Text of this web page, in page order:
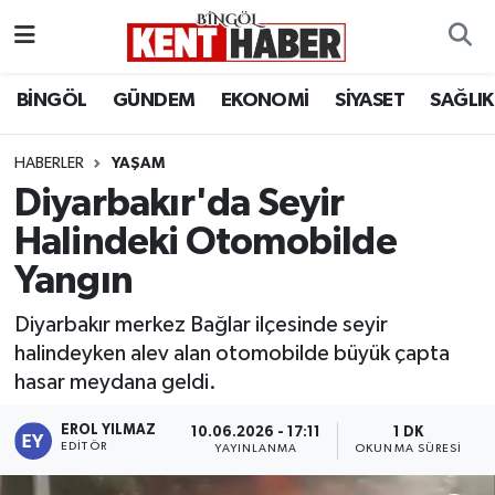
BİNGÖL GÜNDEM EKONOMİ SİYASET SAĞLIK
HABERLER YAŞAM
Diyarbakır'da Seyir
Halindeki Otomobilde
Yangın
Diyarbakır merkez Bağlar ilçesinde seyir
halindeyken alev alan otomobilde büyük çapta
hasar meydana geldi.
EROL YILMAZ
EDITÖR
10.06.2026 - 17:11
YAYINLANMA
1 DK
OKUNMA SÜRESI
BİLİM-TEKNOLOJİ
DÜNYA
EĞİTİM
GENÇ
GÜNDEM
KARLIOVA
Bingöl Hava Durumu
Bingöl Namaz Vakitleri
Bingöl Trafik Yoğunluk Haritası
Tüm Manşetler
Son Dakika Haberleri
Haber Arşivi